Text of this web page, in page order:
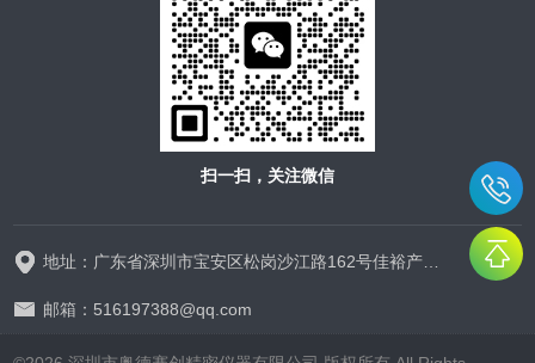
扫一扫，关注微信
地址：广东省深圳市宝安区松岗沙江路162号佳裕产业园1栋9楼
邮箱：516197388@qq.com